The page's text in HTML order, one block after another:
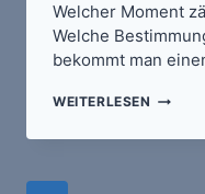
Welcher Moment
Welche
bekommt man
WEITERLESEN HIN